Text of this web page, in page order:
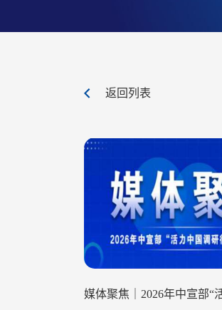
返回列表
媒体聚焦｜2026年中宣部“